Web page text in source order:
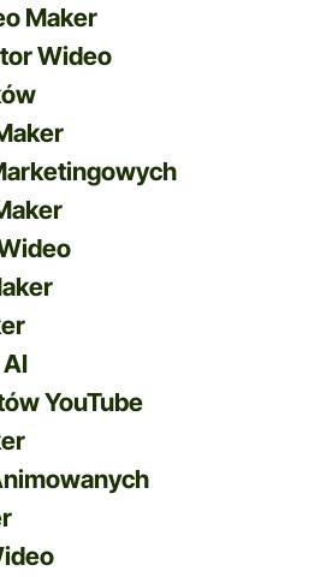
Maker
Wideo
YouTube